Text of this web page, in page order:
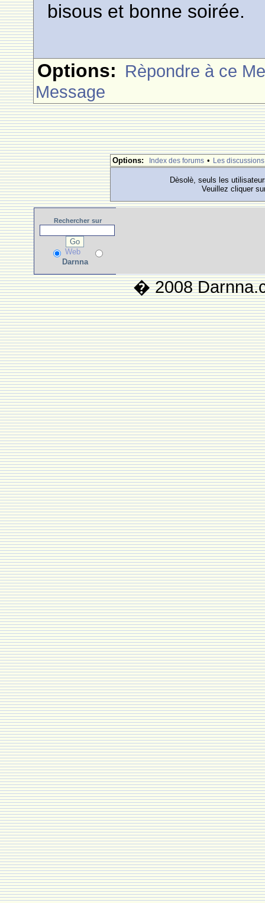
bisous et bonne soirée.
Options: Rèpondre à ce
Message
Options: Index des forums • Les discussions
Dèsolè, seuls les
Veuillez cliquer
Rechercher sur
Web
Darnna
� 2008